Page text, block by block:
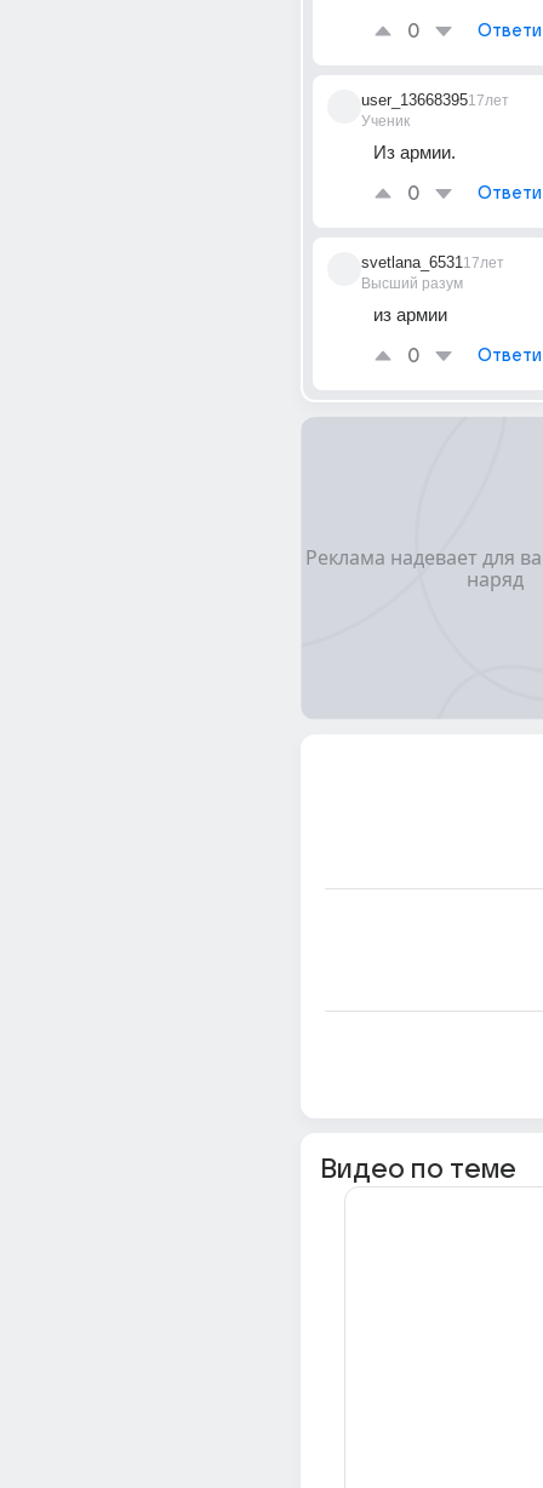
0
user_13668395
Ученик
17лет
Из армии.
0
svetlana_6531
Высший разум
17лет
из армии
0
Видео по теме